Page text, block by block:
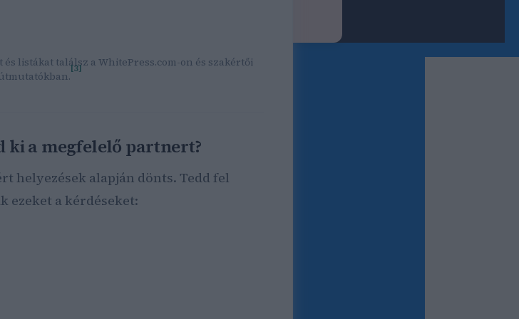
ügynökség Budapest
listákat találsz a WhitePress.com-on és szakértői
[3]
ki a megfelelő partnert?
helyezések alapján dönts. Tedd fel
ezeket a kérdéseket: